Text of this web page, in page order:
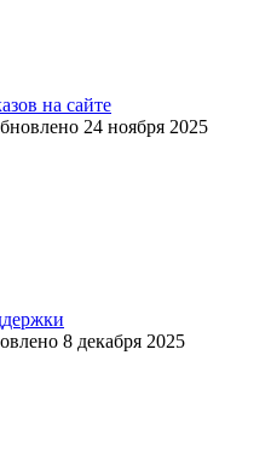
на сайте
24 ноября 2025
8 декабря 2025